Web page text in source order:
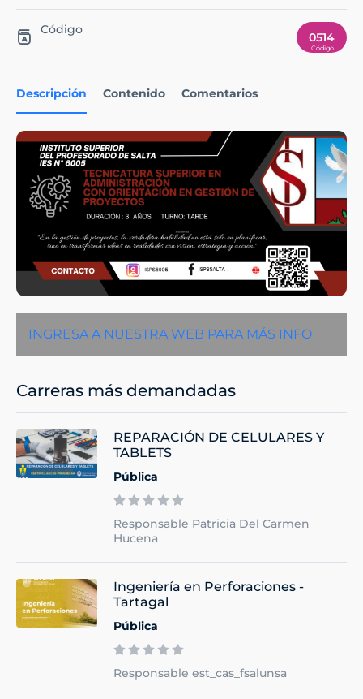
Descripción Contenido Comentarios
INGRESA A NUESTRA WEB PARA MÁS INFO
Código
0514
Carreras más demandadas
REPARACIÓN DE CELULARES Y
TABLETS
Pública
Responsable Patricia Del Carmen
Hucena
Ingeniería en Perforaciones -
Tartagal
Pública
Responsable est_cas_fsalunsa